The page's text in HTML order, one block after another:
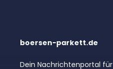
boersen-parkett.de
Dein Nachrichtenportal für